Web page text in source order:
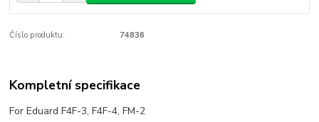
Číslo produktu: 74836
Kompletní specifikace
For Eduard F4F-3, F4F-4, FM-2